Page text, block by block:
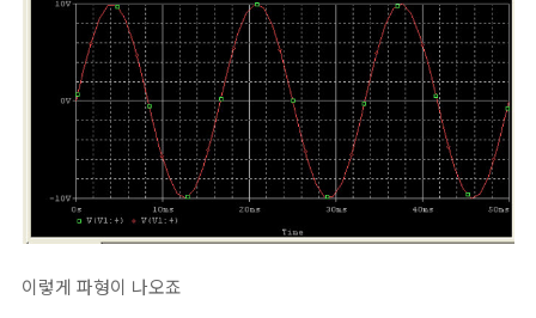
이렇게 파형이 나오죠